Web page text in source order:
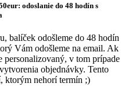
odoslanie do 48 hodín s
balíček odošleme do 48 hodín
Vám odošleme na email. Ak
v tom prípade
objednávky. Tento
ktorým nehorí termín ;)